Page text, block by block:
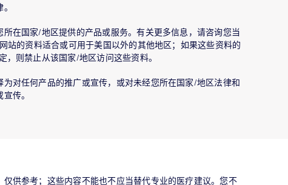
在国家/地区提供的产品或服务。有关更多信息，请咨询您当
站的资料适合或可用于美国以外的其他地区；如果这些资料的
，则禁止从该国家/地区访问这些资料。
对任何产品的推广或宣传，或对未经您所在国家/地区法律和
传。
供参考；这些内容不能也不应当替代专业的医疗建议。您不